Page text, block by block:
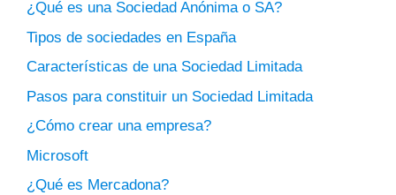
¿Qué es una Sociedad Anónima o SA?
Tipos de sociedades en España
Características de una Sociedad Limitada
Pasos para constituir un Sociedad Limitada
¿Cómo crear una empresa?
Microsoft
¿Qué es Mercadona?